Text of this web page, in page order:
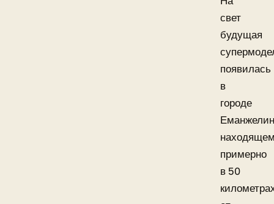
свет
будущая
появилась
в
городе
примерно
в 50